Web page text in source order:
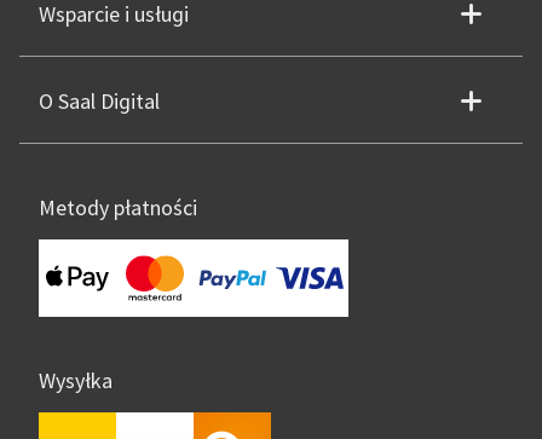
Wsparcie i usługi
O Saal Digital
Metody płatności
Wysyłka